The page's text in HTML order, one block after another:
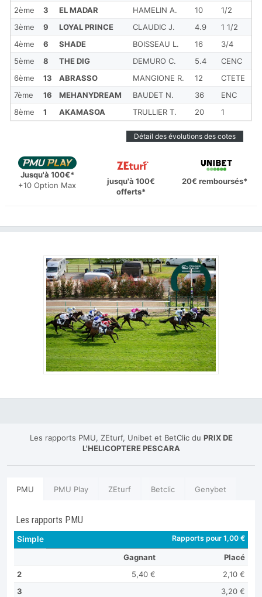
2ème
3 EL MADAR HAMELIN A. 10
1/2
3ème
9 LOYAL PRINCE CLAUDIC J. 4.9
1 1/2
4ème
6 SHADE BOISSEAU L. 16
3/4
5ème
8 THE DIG DEMURO C. 5.4
CENC
6ème
13 ABRASSO MANGIONE R. 12
CTETE
7ème
16 MEHANYDREAM BAUDET N. 36
ENC
8ème
1 AKAMASOA TRULLIER T. 20 1
Détail des évolutions des cotes
Jusqu'à 100€*
+10 Option Max
jusqu'à 100€
offerts*
20€ remboursés*
Les rapports PMU, ZEturf, Unibet et BetClic du PRIX DE
L'HELICOPTERE PESCARA
PMU PMU Play ZEturf Betclic Genybet
Les rapports PMU
Simple Rapports pour 1,00 €
Gagnant
Placé
2
5,40 €
2,10 €
3
3,20 €